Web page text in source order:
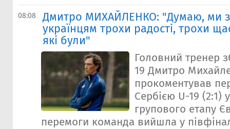
08:08
Дмитро МИХАЙЛЕНКО: "Думаю, ми
українцям трохи радості, трохи
які були"
Головний тренер
19 Дмитро
прокоментував
Сербією U-19 (2:1)
групового етапу
перемоги команда вийшла у